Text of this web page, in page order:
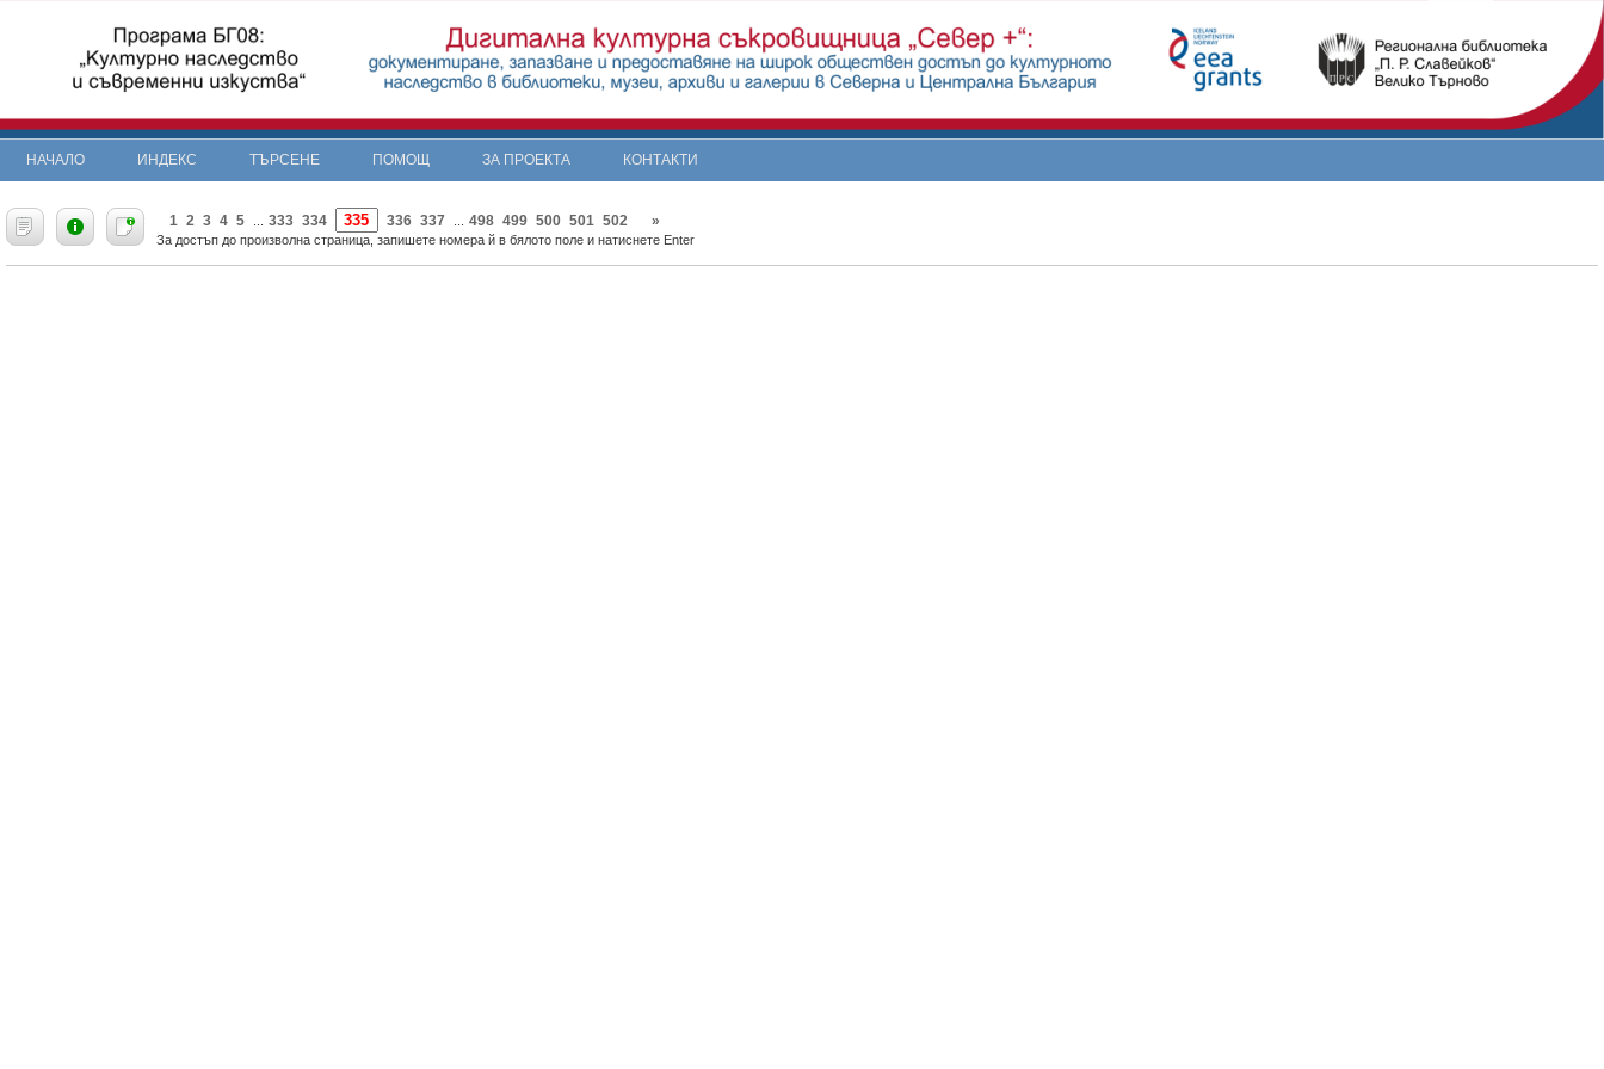
НАЧАЛО ИНДЕКС ТЪРСЕНЕ ПОМОЩ ЗА ПРОЕКТА КОНТАКТИ
1 2 3 4 5 333 334 336 337 498 499 500 501 502 »
За достъп до произволна страница, запишете номера й в бялото поле и натиснете Enter